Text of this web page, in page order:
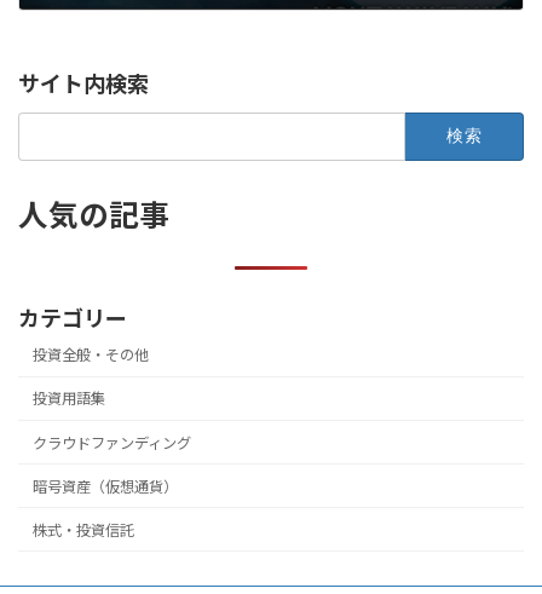
サイト内検索
人気の記事
カテゴリー
投資全般・その他
投資用語集
クラウドファンディング
暗号資産（仮想通貨）
株式・投資信託